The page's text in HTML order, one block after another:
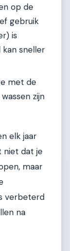
op de
gebruik
is
kan sneller
met de
zijn
elk jaar
niet dat je
maar
verbeterd
na